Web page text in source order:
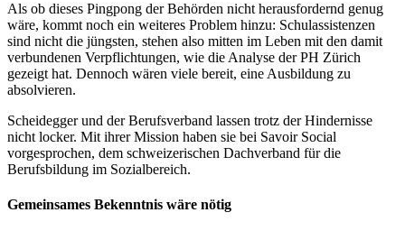
Als ob dieses Pingpong der Behörden nicht herausfordernd genug
wäre, kommt noch ein weiteres Problem hinzu: Schulassistenzen
sind nicht die jüngsten, stehen also mitten im Leben mit den damit
verbundenen Verpflichtungen, wie die Analyse der PH Zürich
gezeigt hat. Dennoch wären viele bereit, eine Ausbildung zu
absolvieren.
Scheidegger und der Berufsverband lassen trotz der Hindernisse
nicht locker. Mit ihrer Mission haben sie bei Savoir Social
vorgesprochen, dem schweizerischen Dachverband für die
Berufsbildung im Sozialbereich.
Gemeinsames Bekenntnis wäre nötig